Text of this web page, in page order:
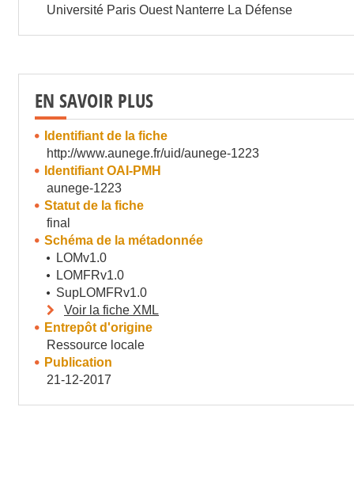
Université Paris Ouest Nanterre La Défense
EN SAVOIR PLUS
Identifiant de la fiche
http://www.aunege.fr/uid/aunege-1223
Identifiant OAI-PMH
aunege-1223
Statut de la fiche
final
Schéma de la métadonnée
LOMv1.0
LOMFRv1.0
SupLOMFRv1.0
Voir la fiche XML
Entrepôt d'origine
Ressource locale
Publication
21-12-2017